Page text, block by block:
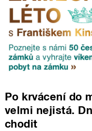
Po krvácení do
velmi nejistá.
chodit